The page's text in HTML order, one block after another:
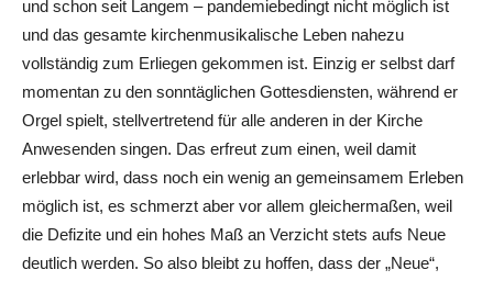
und schon seit Langem – pandemiebedingt nicht möglich ist
und das gesamte kirchenmusikalische Leben nahezu
vollständig zum Erliegen gekommen ist. Einzig er selbst darf
momentan zu den sonntäglichen Gottesdiensten, während er
Orgel spielt, stellvertretend für alle anderen in der Kirche
Anwesenden singen. Das erfreut zum einen, weil damit
erlebbar wird, dass noch ein wenig an gemeinsamem Erleben
möglich ist, es schmerzt aber vor allem gleichermaßen, weil
die Defizite und ein hohes Maß an Verzicht stets aufs Neue
deutlich werden. So also bleibt zu hoffen, dass der „Neue“,